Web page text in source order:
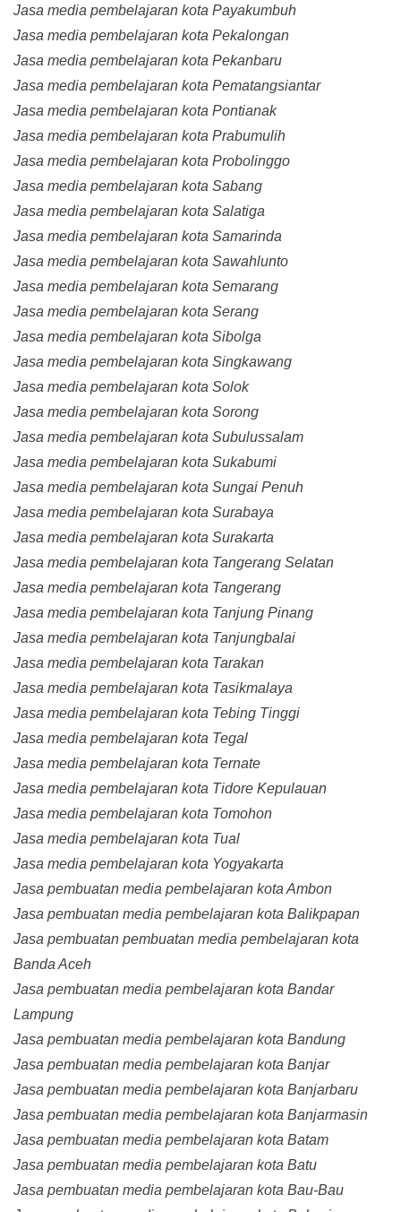
Jasa media pembelajaran kota Payakumbuh
Jasa media pembelajaran kota Pekalongan
Jasa media pembelajaran kota Pekanbaru
Jasa media pembelajaran kota Pematangsiantar
Jasa media pembelajaran kota Pontianak
Jasa media pembelajaran kota Prabumulih
Jasa media pembelajaran kota Probolinggo
Jasa media pembelajaran kota Sabang
Jasa media pembelajaran kota Salatiga
Jasa media pembelajaran kota Samarinda
Jasa media pembelajaran kota Sawahlunto
Jasa media pembelajaran kota Semarang
Jasa media pembelajaran kota Serang
Jasa media pembelajaran kota Sibolga
Jasa media pembelajaran kota Singkawang
Jasa media pembelajaran kota Solok
Jasa media pembelajaran kota Sorong
Jasa media pembelajaran kota Subulussalam
Jasa media pembelajaran kota Sukabumi
Jasa media pembelajaran kota Sungai Penuh
Jasa media pembelajaran kota Surabaya
Jasa media pembelajaran kota Surakarta
Jasa media pembelajaran kota Tangerang Selatan
Jasa media pembelajaran kota Tangerang
Jasa media pembelajaran kota Tanjung Pinang
Jasa media pembelajaran kota Tanjungbalai
Jasa media pembelajaran kota Tarakan
Jasa media pembelajaran kota Tasikmalaya
Jasa media pembelajaran kota Tebing Tinggi
Jasa media pembelajaran kota Tegal
Jasa media pembelajaran kota Ternate
Jasa media pembelajaran kota Tidore Kepulauan
Jasa media pembelajaran kota Tomohon
Jasa media pembelajaran kota Tual
Jasa media pembelajaran kota Yogyakarta
Jasa pembuatan media pembelajaran kota Ambon
Jasa pembuatan media pembelajaran kota Balikpapan
Jasa pembuatan pembuatan media pembelajaran kota
Banda Aceh
Jasa pembuatan media pembelajaran kota Bandar
Lampung
Jasa pembuatan media pembelajaran kota Bandung
Jasa pembuatan media pembelajaran kota Banjar
Jasa pembuatan media pembelajaran kota Banjarbaru
Jasa pembuatan media pembelajaran kota Banjarmasin
Jasa pembuatan media pembelajaran kota Batam
Jasa pembuatan media pembelajaran kota Batu
Jasa pembuatan media pembelajaran kota Bau-Bau